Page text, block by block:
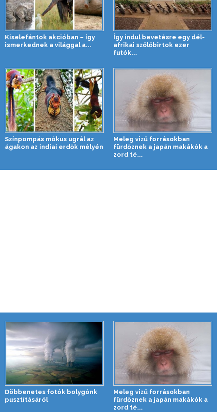
Kiselefántok akcióban – így
ismerkednek a világgal a...
Így indul bevetésre egy dél-
afrikai szőlőbirtok ezer
futók...
Színpompás mókus ugrál az
ágakon az indiai erdők mélyén
Meleg vizű forrásokban
fürdőznek a japán makákók a
zord té...
Döbbenetes fotók bolygónk
pusztításáról
Meleg vizű forrásokban
fürdőznek a japán makákók a
zord té...